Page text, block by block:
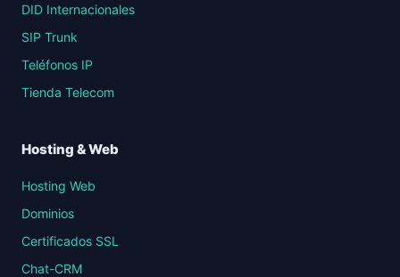
DID Internacionales
SIP Trunk
Teléfonos IP
Tienda Telecom
Hosting & Web
Hosting Web
Dominios
Certificados SSL
Chat-CRM